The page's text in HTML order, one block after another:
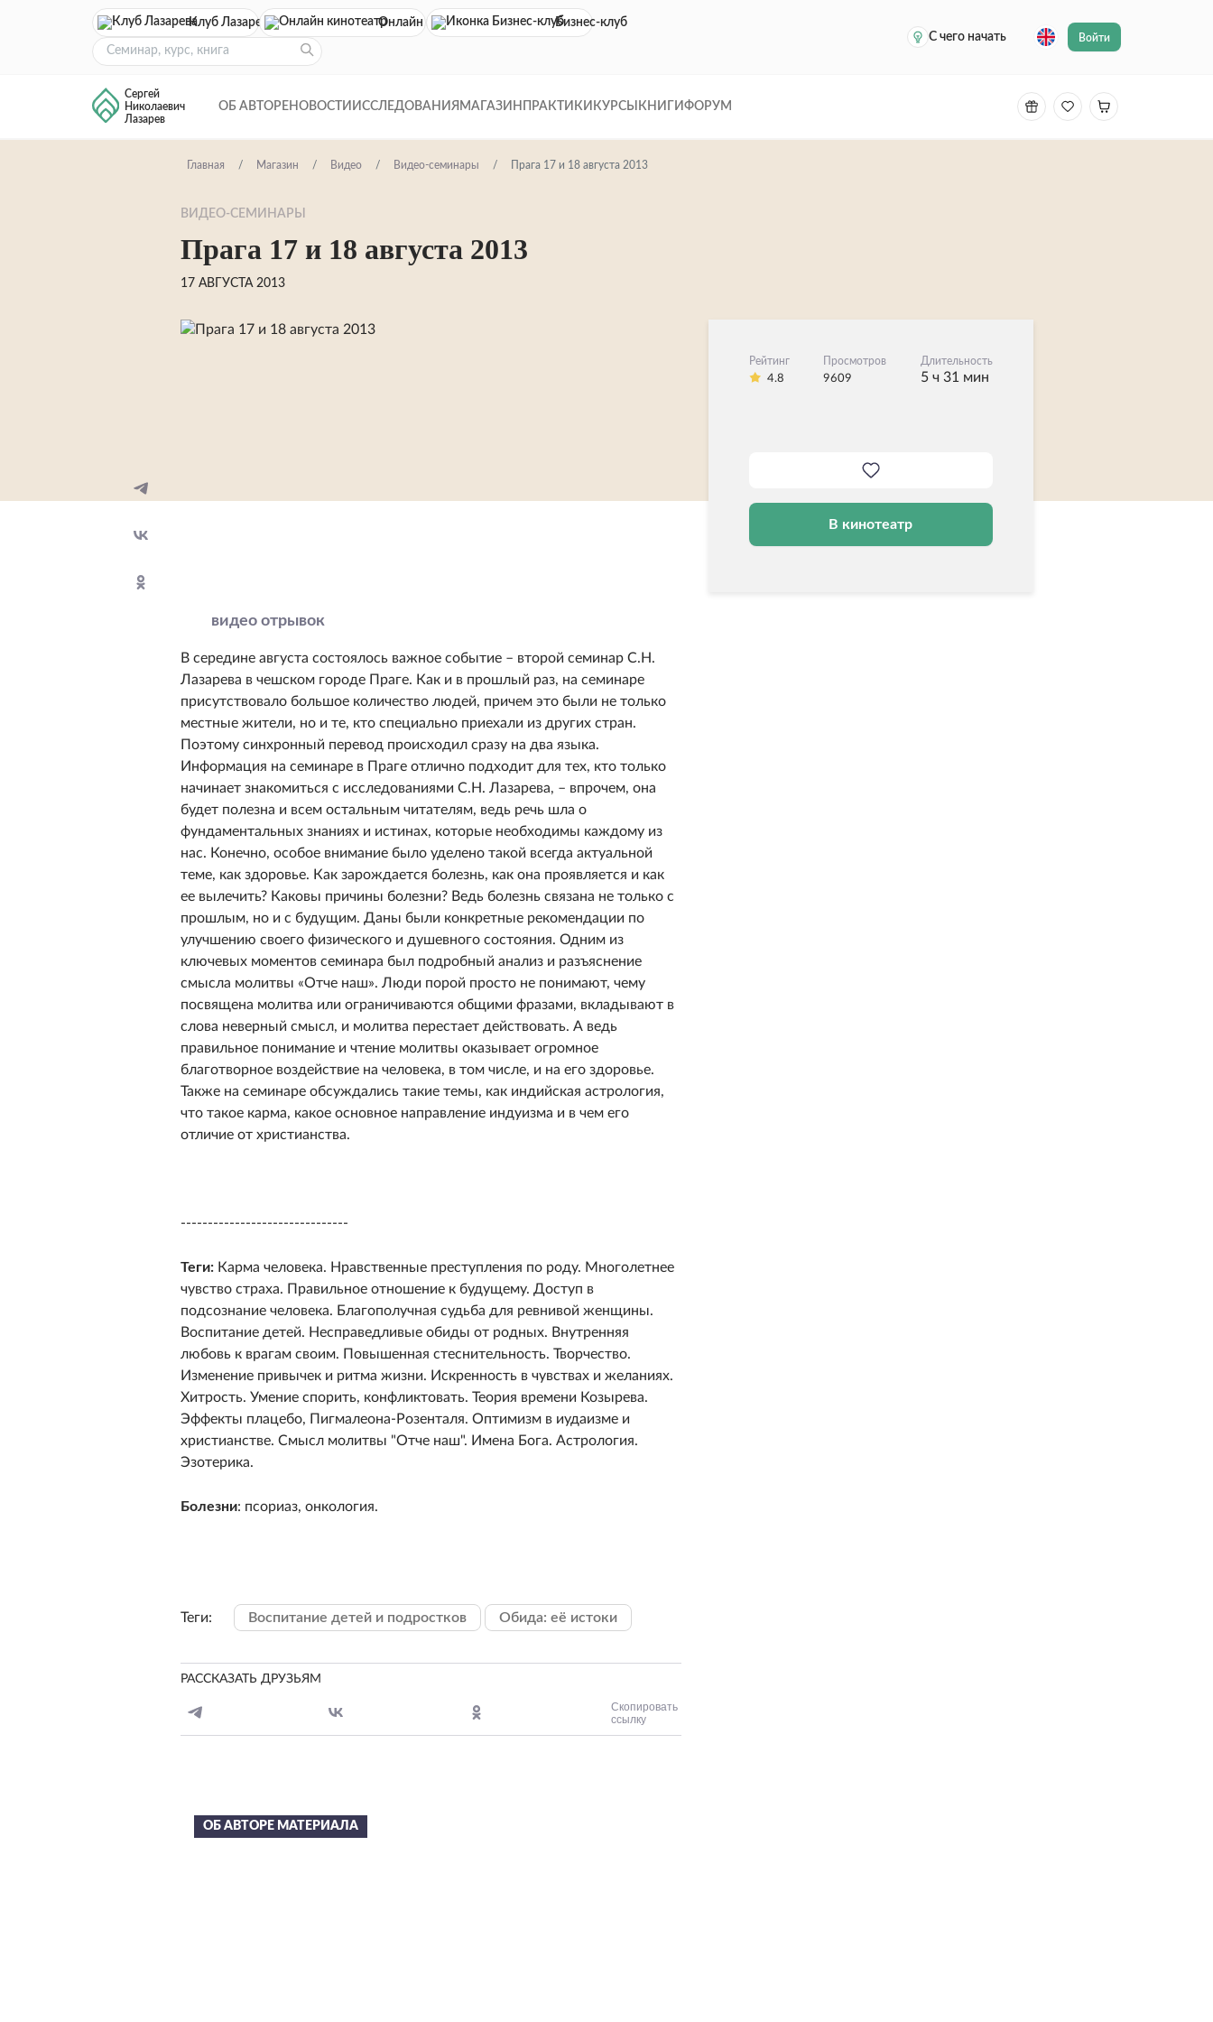
Клуб Лазарева Онлайн кинотеатр
Бизнес-клуб
С чего начать
Войти
Сергей
Николаевич
Лазарев
ОБ АВТОРЕ НОВОСТИ ИССЛЕДОВАНИЯ МАГАЗИН ПРАКТИКИ КУРСЫ КНИГИ ФОРУМ
Главная Магазин Видео Видео-семинары Прага 17 и 18 августа 2013
ВИДЕО-СЕМИНАРЫ
Прага 17 и 18 августа 2013
17 АВГУСТА 2013
Рейтинг
4.8
Просмотров
9609
Длительность
5 ч 31 мин
В кинотеатр
видео отрывок
В середине августа состоялось важное событие – второй семинар С.Н.
Лазарева в чешском городе Праге. Как и в прошлый раз, на семинаре
присутствовало большое количество людей, причем это были не только
местные жители, но и те, кто специально приехали из других стран.
Поэтому cинхронный перевод происходил сразу на два языка.
Информация на семинаре в Праге отлично подходит для тех, кто только
начинает знакомиться с исследованиями С.Н. Лазарева, – впрочем, она
будет полезна и всем остальным читателям, ведь речь шла о
фундаментальных знаниях и истинах, которые необходимы каждому из
нас. Конечно, особое внимание было уделено такой всегда актуальной
теме, как здоровье. Как зарождается болезнь, как она проявляется и как
ее вылечить? Каковы причины болезни? Ведь болезнь связана не только с
прошлым, но и с будущим. Даны были конкретные рекомендации по
улучшению своего физического и душевного состояния. Одним из
ключевых моментов семинара был подробный анализ и разъяснение
смысла молитвы «Отче наш». Люди порой просто не понимают, чему
посвящена молитва или ограничиваются общими фразами, вкладывают в
слова неверный смысл, и молитва перестает действовать. А ведь
правильное понимание и чтение молитвы оказывает огромное
благотворное воздействие на человека, в том числе, и на его здоровье.
Также на семинаре обсуждались такие темы, как индийская астрология,
что такое карма, какое основное направление индуизма и в чем его
отличие от христианства.
-------------------------------
Теги: Карма человека. Нравственные преступления по роду. Многолетнее
чувство страха. Правильное отношение к будущему. Доступ в
подсознание человека. Благополучная судьба для ревнивой женщины.
Воспитание детей. Несправедливые обиды от родных. Внутренняя
любовь к врагам своим. Повышенная стеснительность. Творчество.
Изменение привычек и ритма жизни. Искренность в чувствах и желаниях.
Хитрость. Умение спорить, конфликтовать. Теория времени Козырева.
Эффекты плацебо, Пигмалеона-Розенталя. Оптимизм в иудаизме и
христианстве. Смысл молитвы "Отче наш". Имена Бога. Астрология.
Эзотерика.
Болезни: псориаз, онкология.
Теги: Воспитание детей и подростков Обида: её истоки
РАССКАЗАТЬ ДРУЗЬЯМ
Скопировать
ссылку
ОБ АВТОРЕ МАТЕРИАЛА